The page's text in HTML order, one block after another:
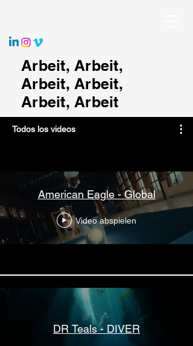
Arbeit, Arbeit,
Arbeit, Arbeit,
Arbeit, Arbeit
Todos los videos
American Eagle - Global
Video abspielen
DR Teals - DIVER